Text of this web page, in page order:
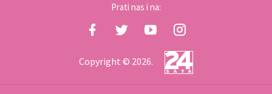
Prati nas i na:
Copyright © 2026.